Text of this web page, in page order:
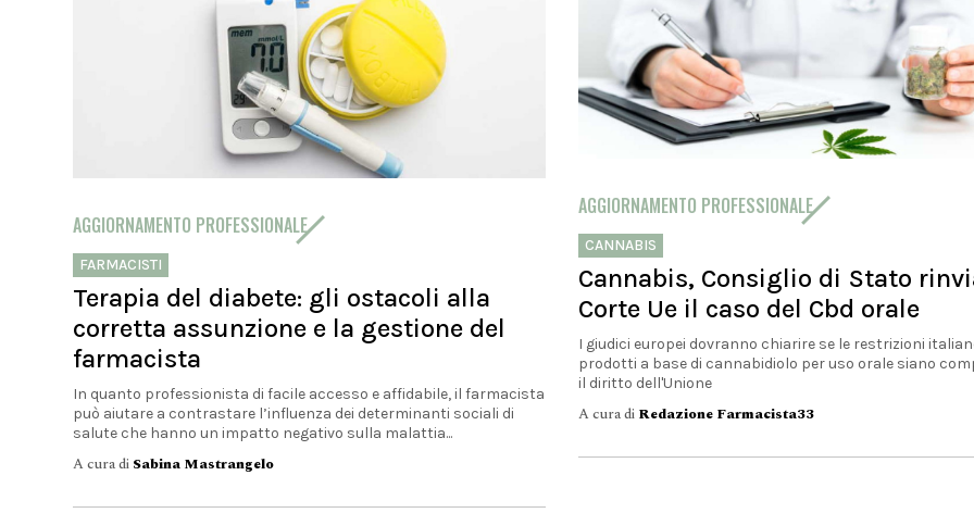
L’acido ialuronico vaginale può contribuire a ridurre la secchezza e
a migliorare le condizioni della mucosa nelle donne in
postmenopausa, mostrando al tempo stesso una buona
Paolo Levantino - Farmacista clinico
Il Consiglio dei ministri approva in via definitiva i decreti di
adeguamento all'AI Act europeo. Tra le novità,
formazione sull'intelligenza artificiale nel programma
A cura diRedazione Farmacista33
AGGIORNAMENTO PROFESSIONALE
CANNABIS
Cannabis, Consiglio di Stato
Corte Ue il caso del Cbd orale
I giudici europei dovranno chiarire se le restrizioni
prodotti a base di cannabidiolo per uso orale siano
il diritto dell'Unione
A cura di Redazione Farmacista33
AGGIORNAMENTO PROFESSIONALE
FARMACISTI
Terapia del diabete: gli ostacoli alla
corretta assunzione e la gestione del
farmacista
In quanto professionista di facile accesso e affidabile, il farmacista
può aiutare a contrastare l’influenza dei determinanti sociali di
salute che hanno un impatto negativo sulla malattia...
A cura di Sabina Mastrangelo